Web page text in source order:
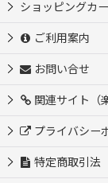
ショッピングカ
ご利用案内
お問い合せ
関連サイト（
プライバシー
特定商取引法